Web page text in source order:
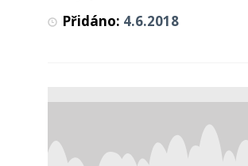
Přidáno: 4.6.2018